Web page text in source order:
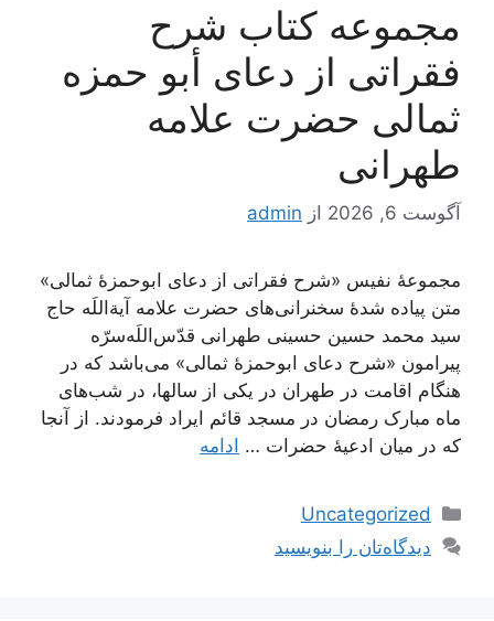
مجموعه کتاب شرح
فقراتی از دعای أبو حمزه
ثمالی حضرت علامه
طهرانی
آگوست 6, 2026 از admin
مجموعۀ نفیس «شرح فقراتی از دعای ابوحمزۀ ثمالی»
متن پیاده شدۀ سخنرانی‌های حضرت علامه آیة‌اللَه حاج
سید محمد حسین حسینی طهرانی قدّس‌اللَه‌سرّه
پیرامون «شرح دعای ابوحمزۀ ثمالی» می‌باشد که در
هنگام اقامت در طهران در یکی از سالها، در شب‌های
ماه مبارک رمضان در مسجد قائم ایراد فرمودند. از آنجا
که در میان ادعیۀ حضرات … ادامه
دسته‌ها
Uncategorized
دیدگاه‌تان را بنویسید